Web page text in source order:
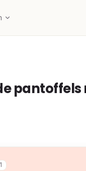
pantoffels